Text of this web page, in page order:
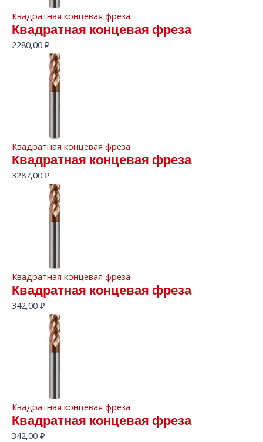
Квадратная концевая фреза
Квадратная концевая фреза
2280,00 ₽
Квадратная концевая фреза
Квадратная концевая фреза
3287,00 ₽
Квадратная концевая фреза
Квадратная концевая фреза
342,00 ₽
Квадратная концевая фреза
Квадратная концевая фреза
342,00 ₽